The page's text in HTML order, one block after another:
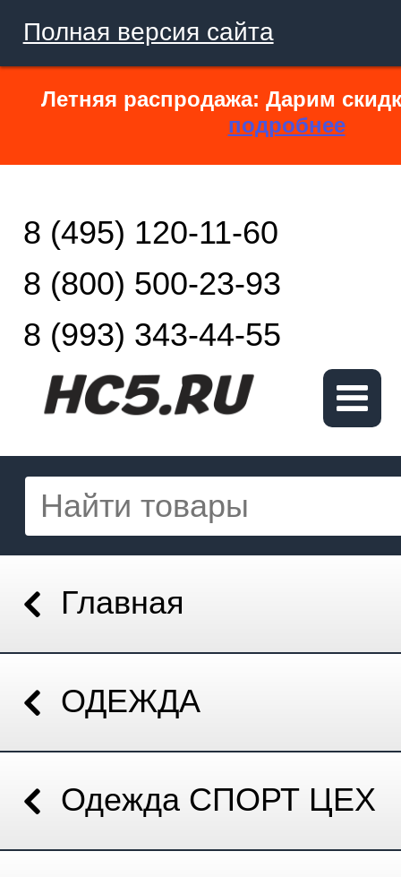
Полная версия сайта
Летняя распродажа: Дарим
подробнее
8 (495) 120-11-60
8 (800) 500-23-93
8 (993) 343-44-55
Главная
ОДЕЖДА
Одежда СПОРТ ЦЕХ